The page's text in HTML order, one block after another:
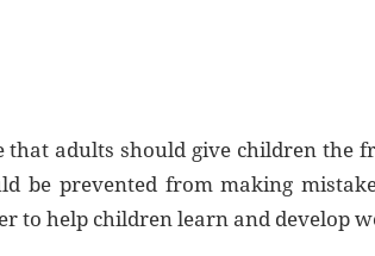
that adults should give children the
be prevented from making
to help children learn and develop